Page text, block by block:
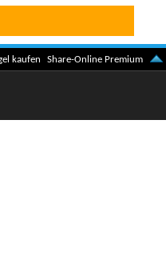
kaufen Share-Online Premium